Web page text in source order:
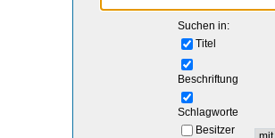
Suchen in:
Titel
Beschriftung
Schlagworte
Besitzer